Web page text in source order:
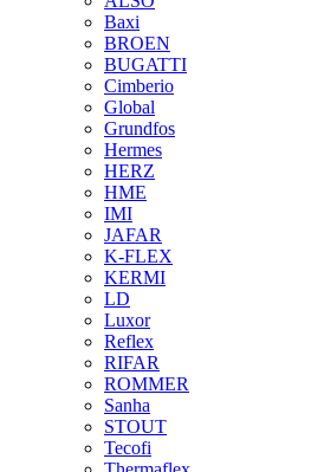
Baxi
BROEN
BUGATTI
Cimberio
Global
Grundfos
Hermes
HERZ
HME
IMI
JAFAR
K-FLEX
KERMI
LD
Luxor
Reflex
RIFAR
ROMMER
Sanha
STOUT
Tecofi